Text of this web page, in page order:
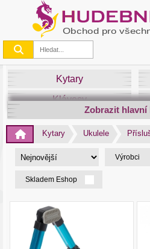
Kytary
Klávesy
Smyčce
Zvuk&Studio
Zobrazit hlavní
Kytary Ukulele
Výrobci
Skladem Eshop